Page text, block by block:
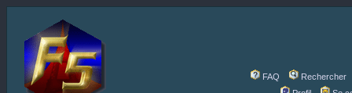
FAQ
Rechercher